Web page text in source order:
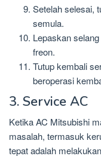
Setelah selesai,
semula.
Lepaskan
freon.
Tutup kembali
beroperasi
3. Service AC
Ketika AC Mitsubishi
masalah, termasuk
tepat adalah